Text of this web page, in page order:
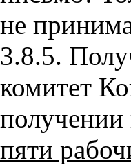
не
3.8.5.
комитет
получении
пяти